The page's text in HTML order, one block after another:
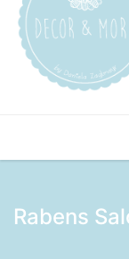
Rabens